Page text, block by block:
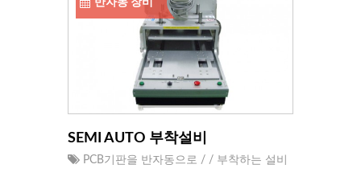
반자동 장비
SEMI AUTO 부착설비
PCB기판을 반자동으로 / / 부착하는 설비